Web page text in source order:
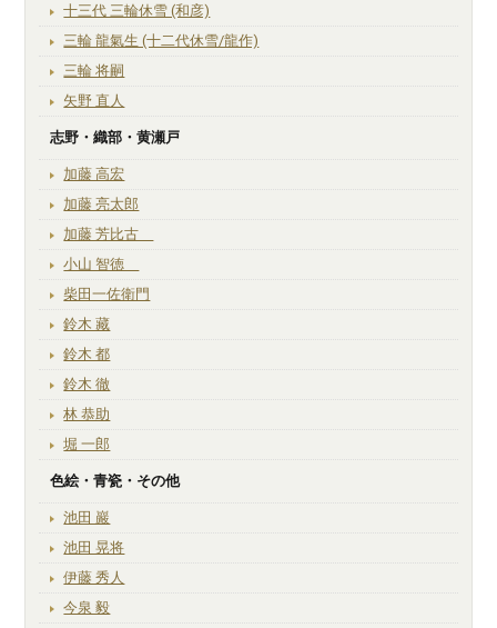
十三代 三輪休雪 (和彦)
三輪 龍氣生 (十二代休雪/龍作)
三輪 将嗣
矢野 直人
志野・織部・黄瀬戸
加藤 高宏
加藤 亮太郎
加藤 芳比古
小山 智徳
柴田一佐衛門
鈴木 藏
鈴木 都
鈴木 徹
林 恭助
堀 一郎
色絵・青瓷・その他
池田 巖
池田 晃将
伊藤 秀人
今泉 毅